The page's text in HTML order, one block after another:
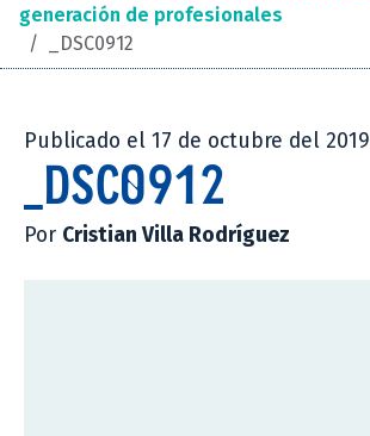
generación de profesionales
/
_DSC0912
Publicado el 17 de octubre del 2019
_DSC0912
Por Cristian Villa Rodríguez